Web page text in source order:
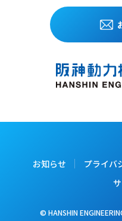
お知らせ プライバ
© HANSHIN